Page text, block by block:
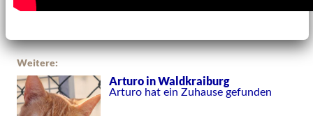
Weitere:
Arturo in Waldkraiburg
Arturo hat ein Zuhause gefunden